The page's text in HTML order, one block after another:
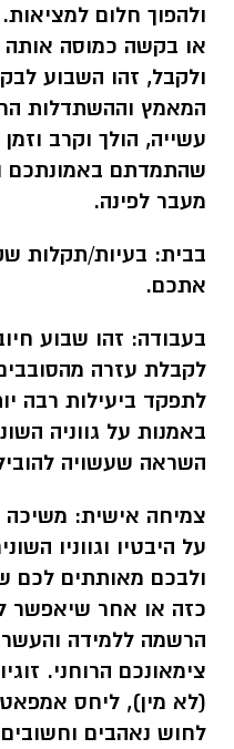
ולהפוך חלום
או בקשה כמוסה
ולקבל, זהו השבוע
המאמץ וההשתדלות
עשייה, הולך וקרב
שהתמדתם באמונתכם
מעבר לפינה.
בבית: בעיות/תקלות
אתכם.
בעבודה: זהו שבוע
לקבלת עזרה
לתפקד ביעילות רבה
באמנות על גווניה
השראה שעשויה להוביל
צמיחה אישית: משיכה
על היבטיו וגווניו
ולבכם מאותתים לכם
כזה או אחר שיאפשר
הרשמה ללמידה
צימאונכם הרוחני.
(לא מין), ליחס
לחוש נאהבים